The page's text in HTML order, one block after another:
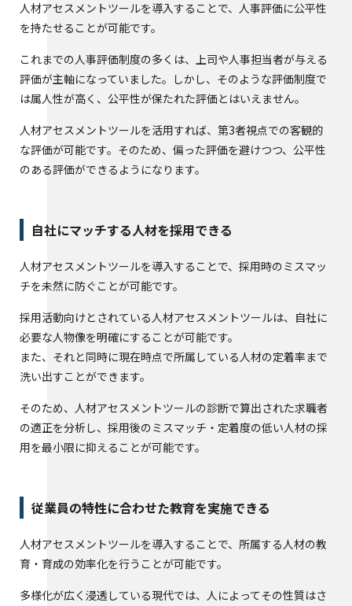
人材アセスメントツールを導入することで、人事評価に公平性
を持たせることが可能です。
これまでの人事評価制度の多くは、上司や人事担当者が与える
評価が主軸になっていました。しかし、そのような評価制度で
は属人性が高く、公平性が保たれた評価とはいえません。
人材アセスメントツールを活用すれば、第3者視点での客観的
な評価が可能です。そのため、偏った評価を避けつつ、公平性
のある評価ができるようになります。
自社にマッチする人材を採用できる
人材アセスメントツールを導入することで、採用時のミスマッ
チを未然に防ぐことが可能です。
採用活動向けとされている人材アセスメントツールは、自社に
必要な人物像を明確にすることが可能です。
また、それと同時に現在時点で所属している人材の定着率まで
洗い出すことができます。
そのため、人材アセスメントツールの診断で算出された求職者
の適正を分析し、採用後のミスマッチ・定着度の低い人材の採
用を最小限に抑えることが可能です。
従業員の特性に合わせた教育を実施できる
人材アセスメントツールを導入することで、所属する人材の教
育・育成の効率化を行うことが可能です。
多様化が広く浸透している現代では、人によってその性質はさ